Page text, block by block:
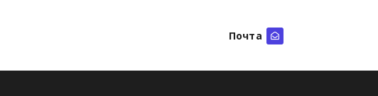
Почта